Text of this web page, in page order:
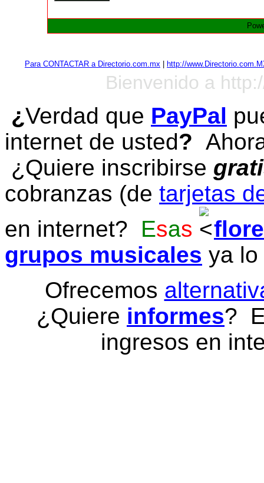
Para CONTACTAR a Directorio.com.mx http://
Bienvenido a
¿Verdad que PayPal
internet de usted?
¿Quiere inscribirse
cobranzas (de tarjetas
en internet? Esas
grupos musicales ya
Ofrecemos
¿Quiere informes?
ingresos en